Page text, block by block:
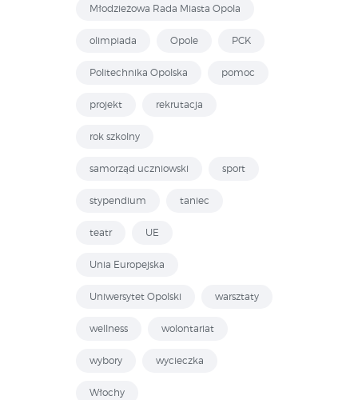
Młodzieżowa Rada Miasta Opola
olimpiada Opole PCK
Politechnika Opolska pomoc
projekt rekrutacja
rok szkolny
samorząd uczniowski sport
stypendium taniec
teatr UE
Unia Europejska
Uniwersytet Opolski warsztaty
wellness wolontariat
wybory wycieczka
Włochy